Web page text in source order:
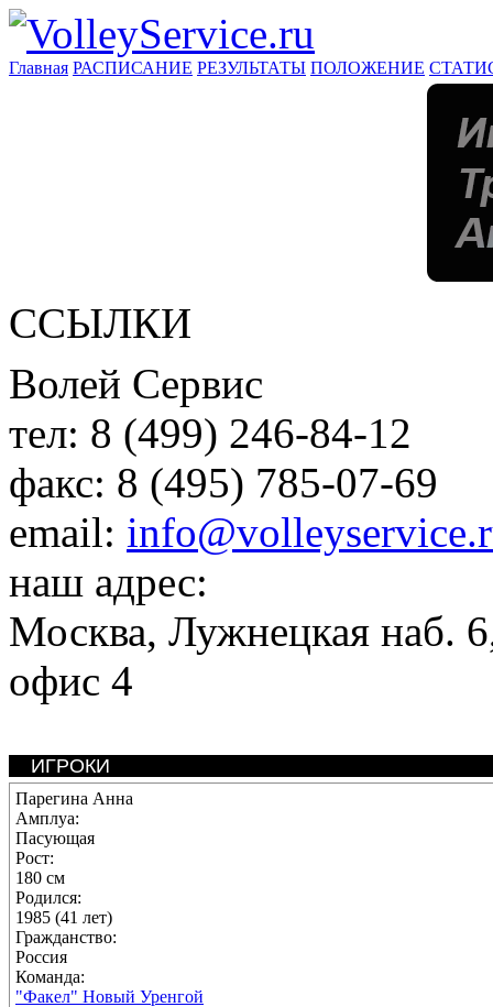
Главная РАСПИСАНИЕ РЕЗУЛЬТАТЫ ПОЛОЖЕНИЕ
ССЫЛКИ
Волей Сервис
тел: 8 (499) 246-84-12
факс: 8 (495) 785-07-69
email:
наш адрес:
Москва, Лужнецкая наб.
офис 4
ИГРОКИ
Парегина Анна
Амплуа:
Пасующая
Рост:
180 см
Родился:
1985 (41 лет)
Гражданство:
Россия
Команда:
"Факел" Новый Уренгой